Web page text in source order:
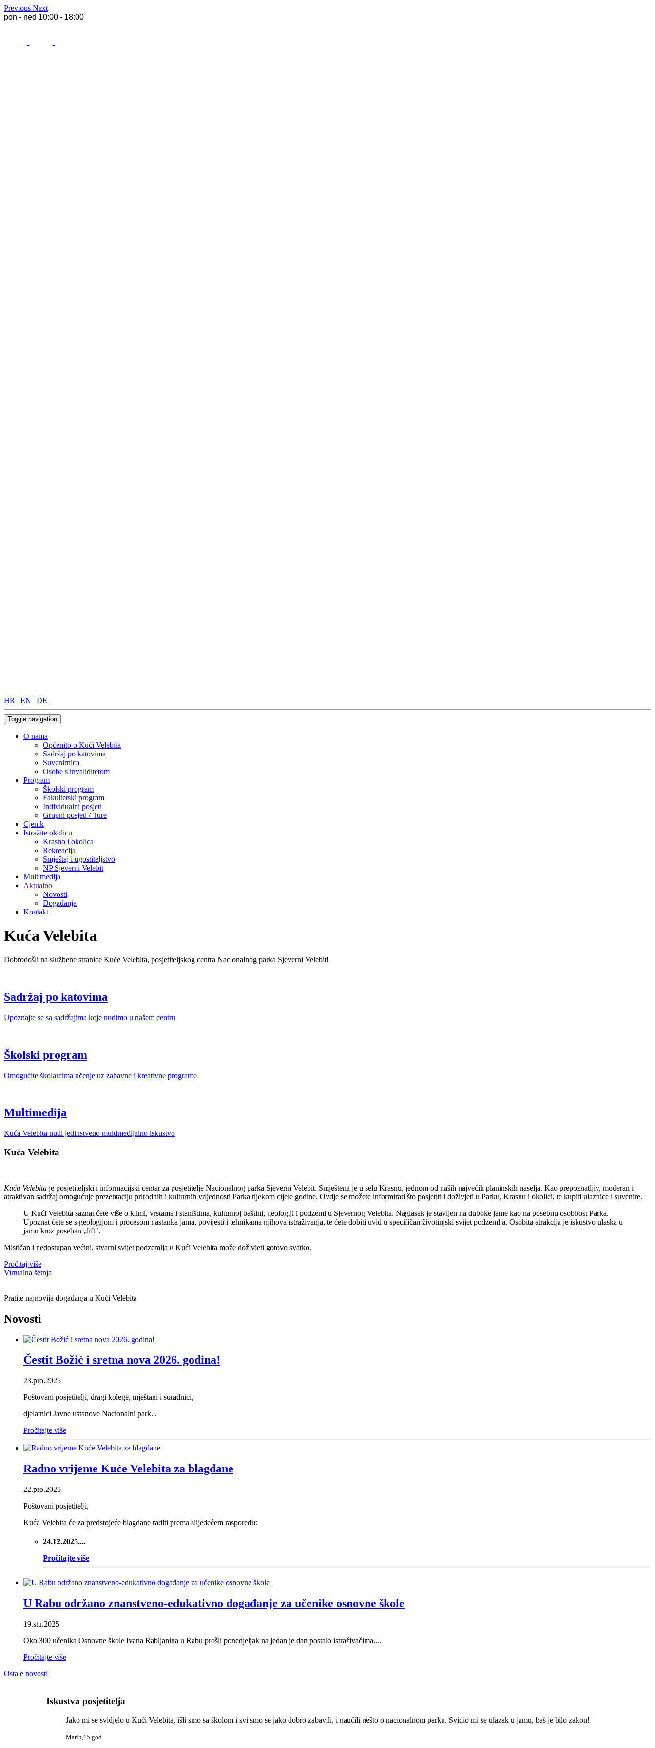
Previous Next
pon - ned 10:00 - 18:00
HR | EN | DE
Toggle navigation
O nama
Općenito o Kući Velebita
Sadržaj po katovima
Suvenirnica
Osobe s invaliditetom
Program
Školski program
Fakultetski program
Individualni posjeti
Grupni posjeti / Ture
Cjenik
Istražite okolicu
Krasno i okolica
Rekreacija
Smještaj i ugostiteljstvo
NP Sjeverni Velebit
Multimedija
Aktualno
Novosti
Događanja
Kontakt
Kuća Velebita
Dobrodošli na službene stranice Kuće Velebita, posjetiteljskog centra Nacionalnog parka Sjeverni Velebit!
Sadržaj po katovima
Upoznajte se sa sadržajima koje nudimo u našem centru
Školski program
Omogućite školarcima učenje uz zabavne i kreativne programe
Multimedija
Kuća Velebita nudi jedinstveno multimedijalno iskustvo
Kuća Velebita
Kuća Velebita je posjetiteljski i informacijski centar za posjetitelje Nacionalnog parka Sjeverni Velebit. Smještena je u selu Krasnu, jednom od naših najvećih planinskih naselja. Kao prepoznatljiv, moderan i
atraktivan sadržaj omogućuje prezentaciju prirodnih i kulturnih vrijednosti Parka tijekom cijele godine. Ovdje se možete informirati što posjetiti i doživjeti u Parku, Krasnu i okolici, te kupiti ulaznice i suvenire.
U Kući Velebita saznat ćete više o klimi, vrstama i staništima, kulturnoj baštini, geologiji i podzemlju Sjevernog Velebita. Naglasak je stavljen na duboke jame kao na posebnu osobitost Parka.
Upoznat ćete se s geologijom i procesom nastanka jama, povijesti i tehnikama njihova istraživanja, te ćete dobiti uvid u specifičan životinjski svijet podzemlja. Osobita atrakcija je iskustvo ulaska u
jamu kroz poseban „lift".
Mističan i nedostupan većini, stvarni svijet podzemlja u Kući Velebita može doživjeti gotovo svatko.
Pročitaj više
Virtualna šetnja
Pratite najnovija događanja u Kući Velebita
Novosti
Čestit Božić i sretna nova 2026. godina!
23.pro.2025
Poštovani posjetitelji, dragi kolege, mještani i suradnici,
djelatnici Javne ustanove Nacionalni park...
Pročitajte više
Radno vrijeme Kuće Velebita za blagdane
22.pro.2025
Poštovani posjetitelji,
Kuća Velebita će za predstojeće blagdane raditi prema slijedećem rasporedu:
24.12.2025....
Pročitajte više
U Rabu održano znanstveno-edukativno događanje za učenike osnovne škole
19.stu.2025
Oko 300 učenika Osnovne škole Ivana Rabljanina u Rabu prošli ponedjeljak na jedan je dan postalo istraživačima....
Pročitajte više
Ostale novosti
Iskustva posjetitelja
Jako mi se svidjelo u Kući Velebita, išli smo sa školom i svi smo se jako dobro zabavili, i naučili nešto o nacionalnom parku. Svidio mi se ulazak u jamu, baš je bilo zakon!
Marin,15 god